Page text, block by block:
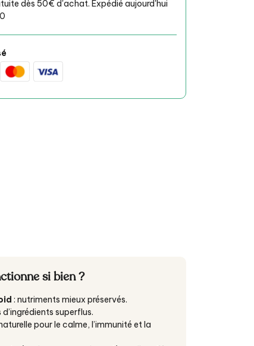
dès 50€ d'achat. Expédié aujourd'hui
si bien ?
: nutriments mieux préservés.
superflus.
pour le calme, l’immunité et la